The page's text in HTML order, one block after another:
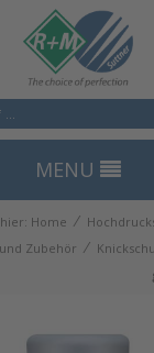
MENU
Home ⁄
Zubehör ⁄